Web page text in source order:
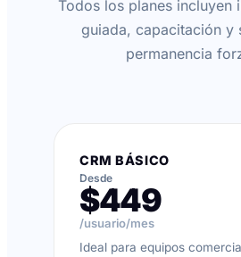
Todos los planes incluyen
guiada, capacitación y
permanencia
CRM BÁSICO
Desde
$449
/usuario/mes
Ideal para equipos